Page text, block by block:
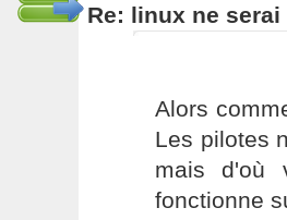
Re: linux ne
Alors
Les pilotes
mais d'où
fonctionne